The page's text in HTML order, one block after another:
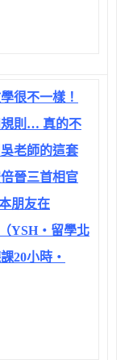
很不一樣！
規則… 真的不
老師的這套
晉三首相官
朋友在
YSH‧留學北
20小時‧